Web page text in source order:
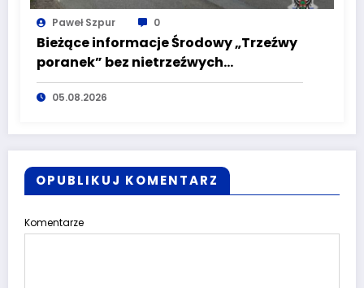
Paweł Szpur 0
Bieżące informacje Środowy „Trzeźwy
poranek” bez nietrzeźwych
kierujących! To cieszy!
05.08.2026
OPUBLIKUJ KOMENTARZ
Komentarze